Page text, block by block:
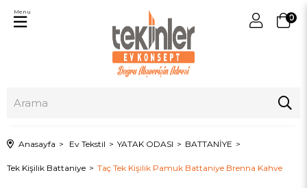
0
Menu
Anasayfa Ev Tekstil YATAK ODASI BATTANİYE
Tek Kişilik Battaniye Taç Tek Kişilik Pamuk Battaniye Brenna Kahve